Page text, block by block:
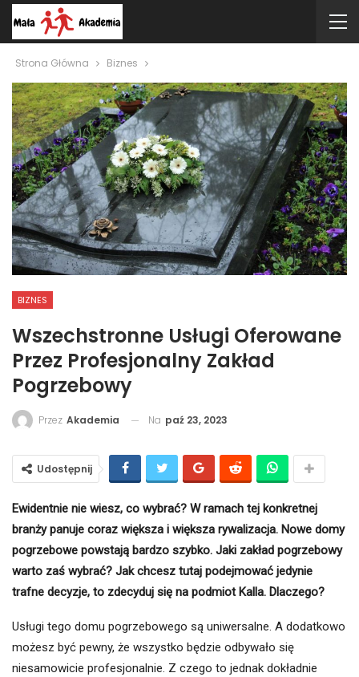
Strona Główna Biznes
BIZNES
Wszechstronne Usługi Oferowane
Przez Profesjonalny Zakład
Pogrzebowy
Przez Akademia Na paź 23, 2023
Udostępnij
Ewidentnie nie wiesz, co wybrać? W ramach tej konkretnej
branży panuje coraz większa i większa rywalizacja. Nowe domy
pogrzebowe powstają bardzo szybko. Jaki zakład pogrzebowy
warto zaś wybrać? Jak chcesz tutaj podejmować jedynie
trafne decyzje, to zdecyduj się na podmiot Kalla. Dlaczego?
Usługi tego domu pogrzebowego są uniwersalne. A dodatkowo
możesz być pewny, że wszystko będzie odbywało się
niesamowicie profesjonalnie. Z czego to jednak dokładnie